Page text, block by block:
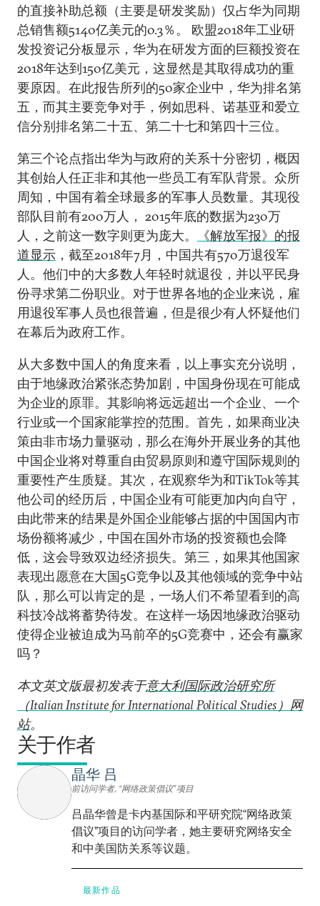
的直接补助总额（主要是研发奖励）仅占华为同期
总销售额5140亿美元的0.3％。 欧盟2018年工业研
发投资记分板显示，华为在研发方面的巨额投资在
2018年达到150亿美元，这显然是其取得成功的重
要原因。在此报告所列的50家企业中，华为排名第
五，而其主要竞争对手，例如思科、诺基亚和爱立
信分别排名第二十五、第二十七和第四十三位。
第三个论点指出华为与政府的关系十分密切，概因
其创始人任正非和其他一些员工有军队背景。众所
周知，中国有着全球最多的军事人员数量。其现役
部队目前有200万人， 2015年底的数据为230万
人，之前这一数字则更为庞大。
《解放军报》的报
道显示 ，截至2018年7月，中国共有570万退役军
人。他们中的大多数人年轻时就退役，并以平民身
份寻求第二份职业。对于世界各地的企业来说，雇
用退役军事人员也很普遍，但是很少有人怀疑他们
在幕后为政府工作。
从大多数中国人的角度来看，以上事实充分说明，
由于地缘政治紧张态势加剧，中国身份现在可能成
为企业的原罪。其影响将远远超出一个企业、一个
行业或一个国家能掌控的范围。首先，如果商业决
策由非市场力量驱动，那么在海外开展业务的其他
中国企业将对尊重自由贸易原则和遵守国际规则的
重要性产生质疑。其次，在观察华为和TikTok等其
他公司的经历后，中国企业有可能更加内向自守，
由此带来的结果是外国企业能够占据的中国国内市
场份额将减少，中国在国外市场的投资额也会降
低，这会导致双边经济损失。第三，如果其他国家
表现出愿意在大国5G竞争以及其他领域的竞争中站
队，那么可以肯定的是，一场人们不希望看到的高
科技冷战将蓄势待发。在这样一场因地缘政治驱动
使得企业被迫成为马前卒的5G竞赛中，还会有赢家
吗？
本文英文版最初发表于意大利国际政治研究所
（Italian Institute for International Political Studies）网
站。
关于作者
晶华 吕
前访问学者, “网络政策倡议”项目
吕晶华曾是卡内基国际和平研究院“网络政策
倡议”项目的访问学者，她主要研究网络安全
和中美国防关系等议题。
最新作品